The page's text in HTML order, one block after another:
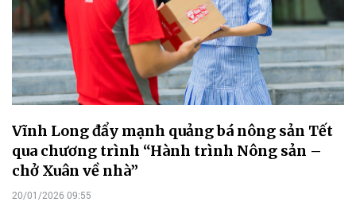
Vĩnh Long đẩy mạnh quảng bá nông sản Tết
qua chương trình “Hành trình Nông sản –
chở Xuân về nhà”
20/01/2026 09:55